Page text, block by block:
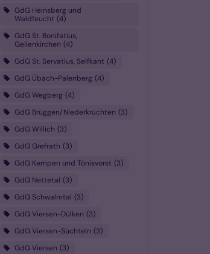
GdG Heinsberg und
Waldfeucht 4
GdG St. Bonifatius,
Geilenkirchen 4
GdG St. Servatius, Selfkant 4
GdG Übach-Palenberg 4
GdG Wegberg 4
GdG Brüggen/Niederkrüchten 3
GdG Willich 3
GdG Grefrath 3
GdG Kempen und Tönisvorst 3
GdG Nettetal 3
GdG Schwalmtal 3
GdG Viersen-Dülken 3
GdG Viersen-Süchteln 3
GdG Viersen 3